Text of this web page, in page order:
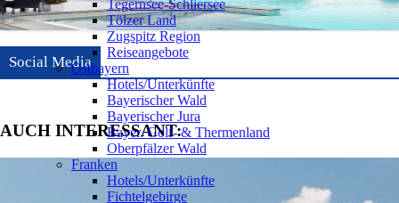
Social Media
AUCH INTERESSANT:
Tegernsee-Schliersee
Tölzer Land
Zugspitz Region
Reiseangebote
Ostbayern
Hotels/Unterkünfte
Bayerischer Wald
Bayerischer Jura
Bayer. Golf- & Thermenland
Oberpfälzer Wald
Franken
Hotels/Unterkünfte
Fichtelgebirge